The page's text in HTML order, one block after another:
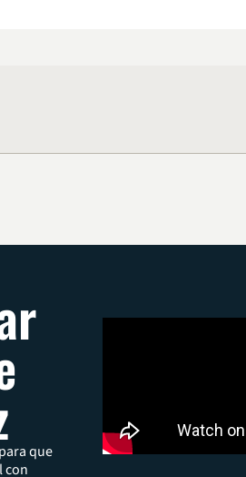
que
con